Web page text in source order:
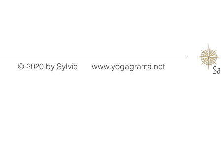
© 2020 by Sylvie www.yogagrama.net